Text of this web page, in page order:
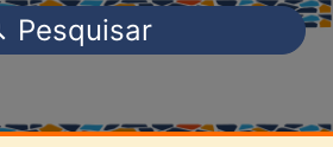
Pesquisar